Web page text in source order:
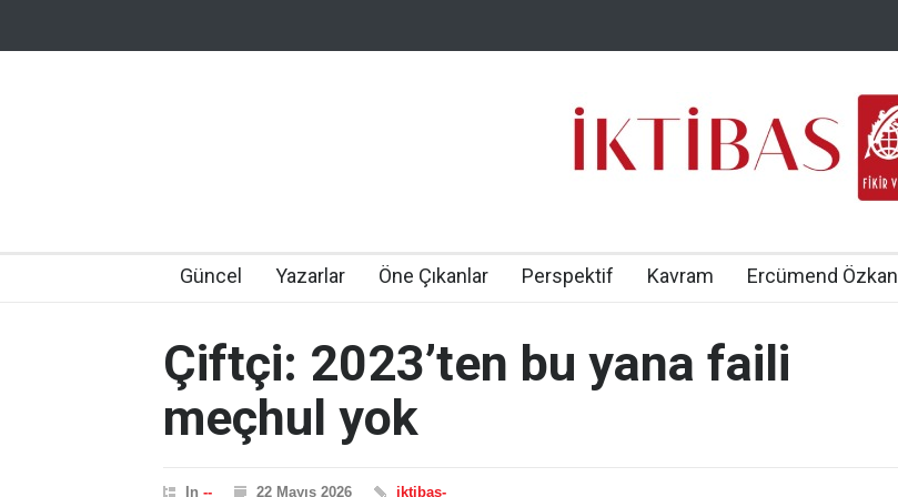
Güncel Yazarlar Öne Çıkanlar Perspektif Kavram Ercümend Özkan
Çiftçi: 2023’ten bu yana faili
meçhul yok
In -- 22 Mayıs 2026 iktibas-